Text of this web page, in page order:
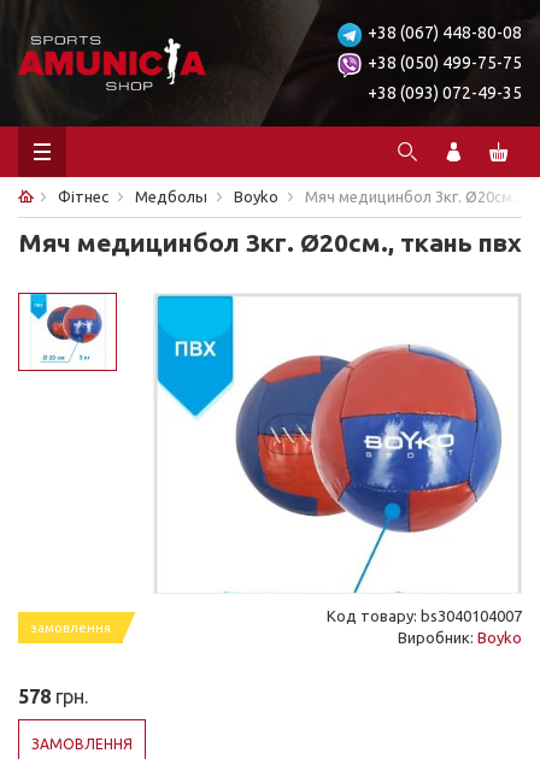
+38 (067) 448-80-08
+38 (050) 499-75-75
+38 (093) 072-49-35
Фітнес Медболы Boyko Мяч медицинбол 3кг. Ø20см.,
Мяч медицинбол 3кг. Ø20см., ткань пвх
замовлення
Код товару: bs3040104007
Виробник: Boyko
578 грн.
ЗАМОВЛЕННЯ